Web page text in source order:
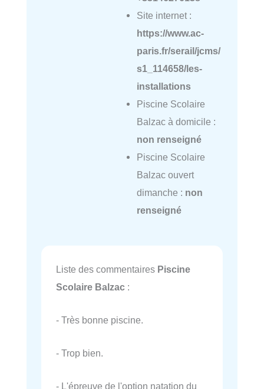
Site internet :
https://www.ac-
paris.fr/serail/jcms/
s1_114658/les-
installations
Piscine Scolaire
Balzac à domicile :
non renseigné
Piscine Scolaire
Balzac ouvert
dimanche : non
renseigné
Liste des commentaires Piscine
Scolaire Balzac :
- Très bonne piscine.
- Trop bien.
- L'épreuve de l'option natation du